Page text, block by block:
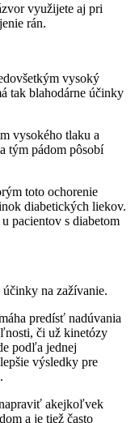
využijete aj pri
rán.
vysoký
tak blahodárne účinky
vysokého tlaku a
tým pádom pôsobí
toto ochorenie
diabetických liekov.
pacientov s diabetom
na zažívanie.
predísť nadúvania
či už kinetózy
podľa jednej
výsledky pre
akejkoľvek
a je tiež často